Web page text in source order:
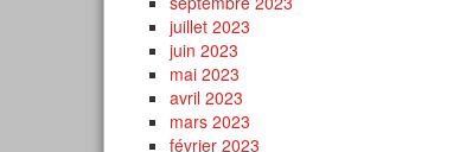
juillet 2023
juin 2023
mai 2023
avril 2023
mars 2023
février 2023